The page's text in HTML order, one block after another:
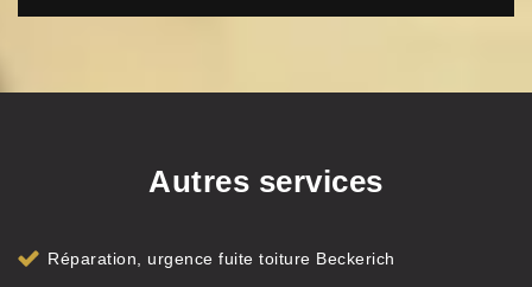
Autres services
Réparation, urgence fuite toiture Beckerich